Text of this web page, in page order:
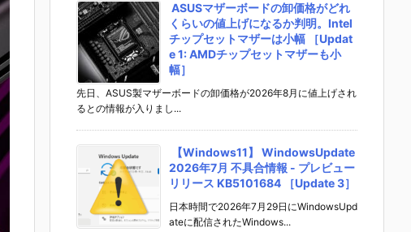
ASUSマザーボードの卸価格がどれ
くらいの値上げになるか判明。Intel
チップセットマザーは小幅 ［Updat
e 1: AMDチップセットマザーも小
幅］
先日、ASUS製マザーボードの卸価格が2026年8月に値上げされ
るとの情報が入りまし...
【Windows11】 WindowsUpdate
2026年7月 不具合情報 - プレビュー
リリース KB5101684 ［Update 3］
日本時間で2026年7月29日にWindowsUpd
ateに配信されたWindows...